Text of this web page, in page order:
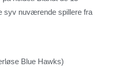
syv nuværende spillere fra
Blue Hawks)